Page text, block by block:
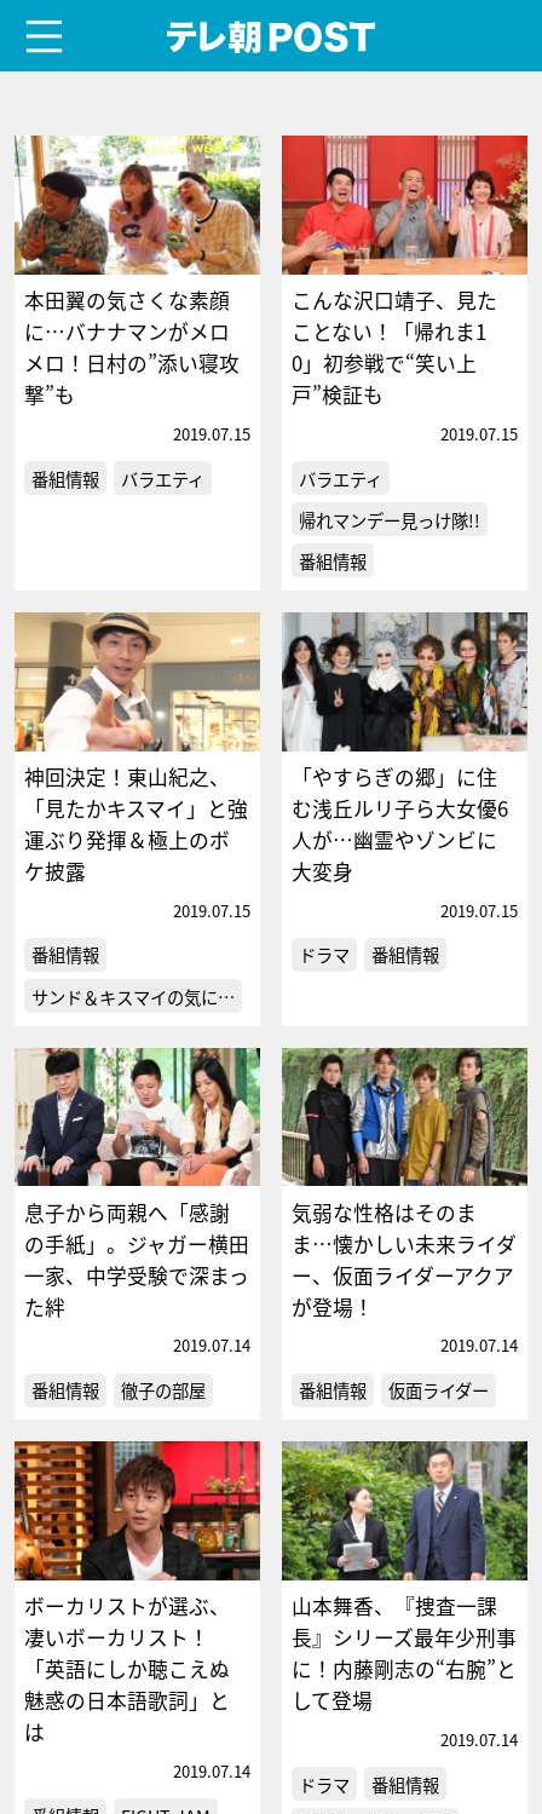
本田翼の気さくな素顔
に…バナナマンがメロ
メロ！日村の”添い寝攻
撃”も
2019.07.15
番組情報 バラエティ
こんな沢口靖子、見た
ことない！「帰れま1
0」初参戦で“笑い上
戸”検証も
2019.07.15
バラエティ
帰れマンデー見っけ隊!!
番組情報
神回決定！東山紀之、
「見たかキスマイ」と強
運ぶり発揮＆極上のボ
ケ披露
2019.07.15
番組情報
サンド＆キスマイの気に…
「やすらぎの郷」に住
む浅丘ルリ子ら大女優6
人が…幽霊やゾンビに
大変身
2019.07.15
ドラマ 番組情報
息子から両親へ「感謝
の手紙」。ジャガー横田
一家、中学受験で深まっ
た絆
2019.07.14
番組情報 徹子の部屋
気弱な性格はそのま
ま…懐かしい未来ライダ
ー、仮面ライダーアクア
が登場！
2019.07.14
番組情報 仮面ライダー
ボーカリストが選ぶ、
凄いボーカリスト！
「英語にしか聴こえぬ
魅惑の日本語歌詞」と
は
2019.07.14
山本舞香、『捜査一課
長』シリーズ最年少刑事
に！内藤剛志の“右腕”と
して登場
2019.07.14
ドラマ
番組情報